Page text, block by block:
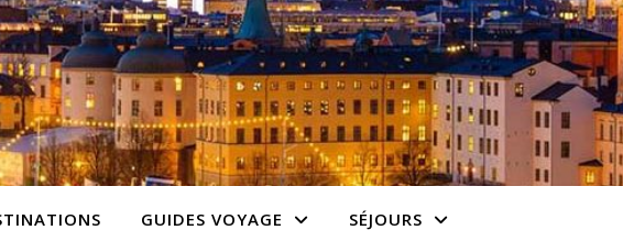
GUIDES VOYAGE SÉJOURS